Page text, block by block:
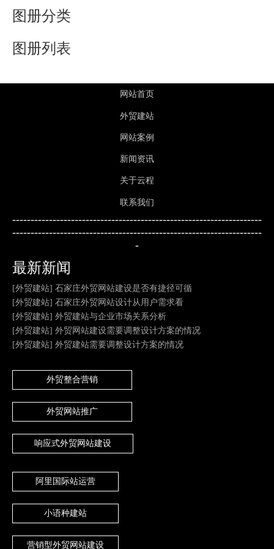
图册分类
图册列表
网站首页
外贸建站
网站案例
新闻资讯
关于云程
联系我们
--------------------------------------------------------------------
--------------------------------------------------------------------
-
最新新闻
[外贸建站] 石家庄外贸网站建设是否有捷径可循
[外贸建站] 石家庄外贸网站设计从用户需求看
[外贸建站] 外贸建站与企业市场关系分析
[外贸建站] 外贸网站建设需要调整设计方案的情况
[外贸建站] 外贸建站需要调整设计方案的情况
外贸整合营销
外贸网站推广
响应式外贸网站建设
阿里国际站运营
小语种建站
营销型外贸网站建设